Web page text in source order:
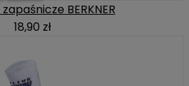
BERKNER
18,90 zł